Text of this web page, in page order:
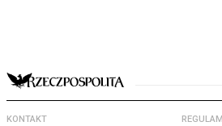
KONTAKT